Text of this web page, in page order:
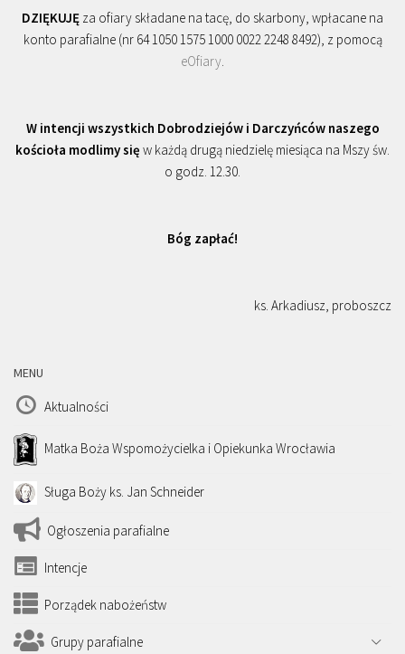
DZIĘKUJĘ za ofiary składane na tacę, do skarbony, wpłacane na
konto parafialne (nr 64 1050 1575 1000 0022 2248 8492), z pomocą
eOfiary
W intencji wszystkich Dobrodziejów i Darczyńców naszego
kościoła modlimy się w każdą drugą niedzielę miesiąca na Mszy św.
o godz. 12.30.
Bóg zapłać!
ks. Arkadiusz, proboszcz
MENU
Aktualności
Matka Boża Wspomożycielka i Opiekunka Wrocławia
Sługa Boży ks. Jan Schneider
Ogłoszenia parafialne
Intencje
Porządek nabożeństw
Grupy parafialne